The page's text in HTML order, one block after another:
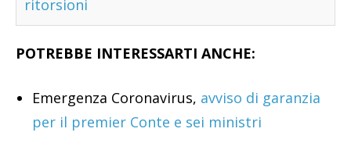
ritorsioni
POTREBBE INTERESSARTI ANCHE:
Emergenza Coronavirus, avviso di garanzia
per il premier Conte e sei ministri